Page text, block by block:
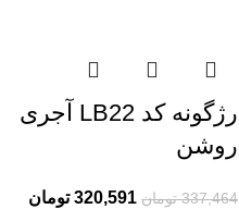
رژگونه کد LB22 آجری
روشن
337,464 تومان 320,591 تومان